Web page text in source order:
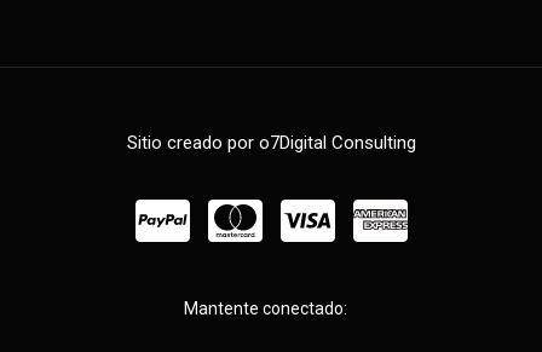
Sitio creado por o7Digital Consulting
Mantente conectado: